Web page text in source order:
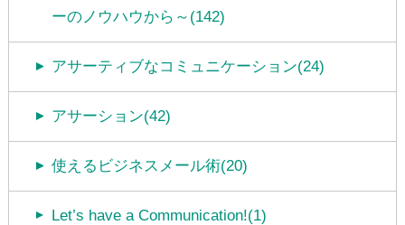
ーのノウハウから～(142)
アサーティブなコミュニケーション(24)
アサーション(42)
使えるビジネスメール術(20)
Let’s have a Communication!(1)